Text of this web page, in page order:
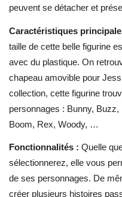
peuvent se détacher et
Caractéristiques
taille de cette belle figurine
avec du plastique. On
chapeau amovible pour
collection, cette figurine
personnages : Bunny,
Boom, Rex, Woody, …
Fonctionnalités : Quelle
sélectionnerez, elle vous
de ses personnages. De
créer plusieurs histoires